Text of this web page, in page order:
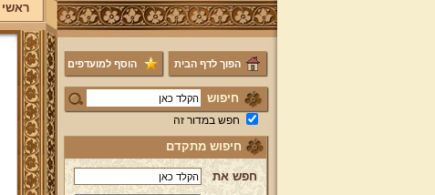
ראשי
הפוך לדף הבית הוסף למועדפים
חיפוש
חפש במדור זה
חיפוש מתקדם
חפש את